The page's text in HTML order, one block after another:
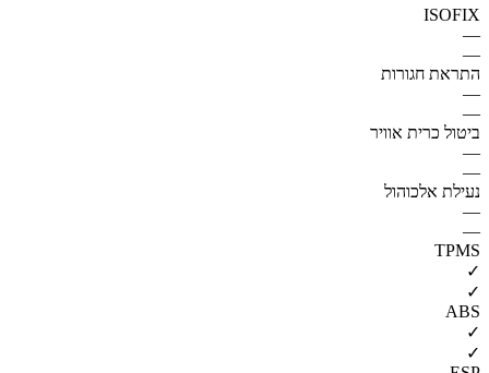
ISOFIX
—
—
התראת חגורות
—
—
ביטול כרית אוויר
—
—
נעילת אלכוהול
—
—
TPMS
✓
✓
ABS
✓
✓